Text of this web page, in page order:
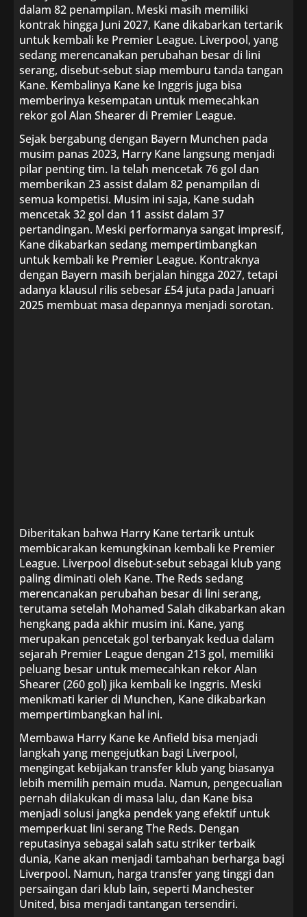
dalam 82 penampilan. Meski masih memiliki
kontrak hingga Juni 2027, Kane dikabarkan tertarik
untuk kembali ke Premier League. Liverpool, yang
sedang merencanakan perubahan besar di lini
serang, disebut-sebut siap memburu tanda tangan
Kane. Kembalinya Kane ke Inggris juga bisa
memberinya kesempatan untuk memecahkan
rekor gol Alan Shearer di Premier League.
Sejak bergabung dengan Bayern Munchen pada
musim panas 2023, Harry Kane langsung menjadi
pilar penting tim. Ia telah mencetak 76 gol dan
memberikan 23 assist dalam 82 penampilan di
semua kompetisi. Musim ini saja, Kane sudah
mencetak 32 gol dan 11 assist dalam 37
pertandingan. Meski performanya sangat impresif,
Kane dikabarkan sedang mempertimbangkan
untuk kembali ke Premier League. Kontraknya
dengan Bayern masih berjalan hingga 2027, tetapi
adanya klausul rilis sebesar £54 juta pada Januari
2025 membuat masa depannya menjadi sorotan.
Diberitakan bahwa Harry Kane tertarik untuk
membicarakan kemungkinan kembali ke Premier
League. Liverpool disebut-sebut sebagai klub yang
paling diminati oleh Kane. The Reds sedang
merencanakan perubahan besar di lini serang,
terutama setelah Mohamed Salah dikabarkan akan
hengkang pada akhir musim ini. Kane, yang
merupakan pencetak gol terbanyak kedua dalam
sejarah Premier League dengan 213 gol, memiliki
peluang besar untuk memecahkan rekor Alan
Shearer (260 gol) jika kembali ke Inggris. Meski
menikmati karier di Munchen, Kane dikabarkan
mempertimbangkan hal ini.
Membawa Harry Kane ke Anfield bisa menjadi
langkah yang mengejutkan bagi Liverpool,
mengingat kebijakan transfer klub yang biasanya
lebih memilih pemain muda. Namun, pengecualian
pernah dilakukan di masa lalu, dan Kane bisa
menjadi solusi jangka pendek yang efektif untuk
memperkuat lini serang The Reds. Dengan
reputasinya sebagai salah satu striker terbaik
dunia, Kane akan menjadi tambahan berharga bagi
Liverpool. Namun, harga transfer yang tinggi dan
persaingan dari klub lain, seperti Manchester
United, bisa menjadi tantangan tersendiri.